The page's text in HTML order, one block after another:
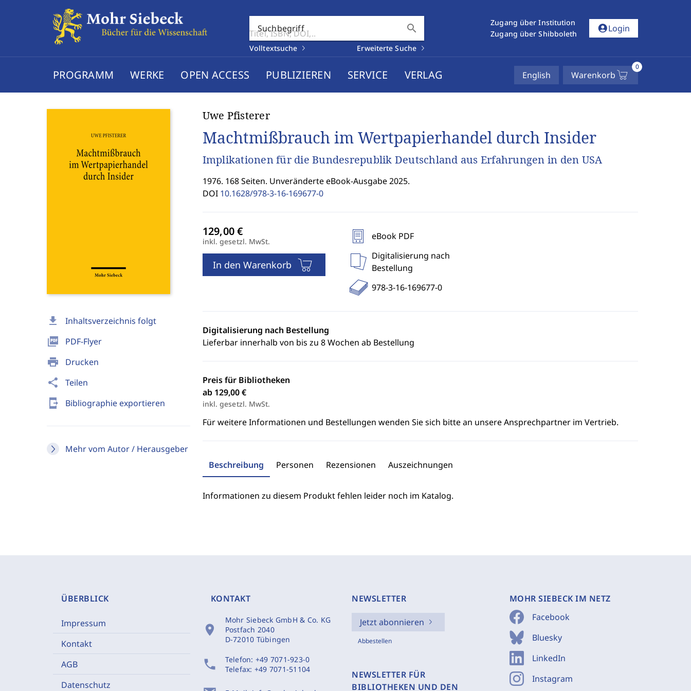
Suchbegriff search
Volltextsuche Erweiterte Suche
Zugang über Institution
Zugang über Shibboleth
account_circleLogin
PROGRAMM WERKE OPEN ACCESS PUBLIZIEREN SERVICE VERLAG English Warenkorb
0
download Inhaltsverzeichnis folgt
picture_as_pdf PDF-Flyer
print Drucken
share Teilen
send_to_mobile Bibliographie exportieren
Mehr vom Autor / Herausgeber
Uwe Pfisterer
Machtmißbrauch im Wertpapierhandel durch Insider
Implikationen für die Bundesrepublik Deutschland aus Erfahrungen in den USA
1976. 168 Seiten. Unveränderte eBook-Ausgabe 2025.
DOI 10.1628/978-3-16-169677-0
inkl. gesetzl. MwSt.
In den Warenkorb
eBook PDF
Digitalisierung nach
Bestellung
978-3-16-169677-0
Digitalisierung nach Bestellung
Lieferbar innerhalb von bis zu 8 Wochen ab Bestellung
Preis für Bibliotheken
ab 129,00 €
inkl. gesetzl. MwSt.
Für weitere Informationen und Bestellungen wenden Sie sich bitte an unsere Ansprechpartner im Vertrieb.
Beschreibung Personen Rezensionen Auszeichnungen
Informationen zu diesem Produkt fehlen leider noch im Katalog.
ÜBERBLICK
Impressum
Kontakt
AGB
Datenschutz
KONTAKT
location_on
Mohr Siebeck GmbH & Co. KG
Postfach 2040
D-72010 Tübingen
phone Telefon: +49 7071-923-0
Telefax: +49 7071-51104
NEWSLETTER
Jetzt abonnieren
Abbestellen
NEWSLETTER FÜR
BIBLIOTHEKEN UND DEN
MOHR SIEBECK IM NETZ
Facebook
Bluesky
LinkedIn
Instagram